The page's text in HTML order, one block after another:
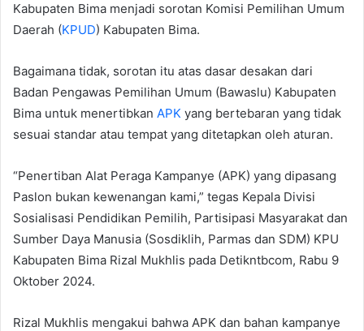
Kabupaten Bima menjadi sorotan Komisi Pemilihan Umum
Daerah (KPUD) Kabupaten Bima.
Bagaimana tidak, sorotan itu atas dasar desakan dari
Badan Pengawas Pemilihan Umum (Bawaslu) Kabupaten
Bima untuk menertibkan APK yang bertebaran yang tidak
sesuai standar atau tempat yang ditetapkan oleh aturan.
“Penertiban Alat Peraga Kampanye (APK) yang dipasang
Paslon bukan kewenangan kami,” tegas Kepala Divisi
Sosialisasi Pendidikan Pemilih, Partisipasi Masyarakat dan
Sumber Daya Manusia (Sosdiklih, Parmas dan SDM) KPU
Kabupaten Bima Rizal Mukhlis pada Detikntbcom, Rabu 9
Oktober 2024.
Rizal Mukhlis mengakui bahwa APK dan bahan kampanye